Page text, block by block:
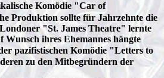
Komödie "Car of
Produktion sollte für Jahrzehnte die
"St. James Theatre" lernte
Wunsch ihres Ehemannes hängte
pazifistischen Komödie "Letters to
zu den Mitbegründern der